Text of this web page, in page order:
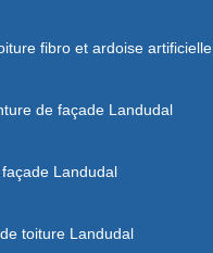
fibro et ardoise
de façade Landudal
Landudal
toiture Landudal